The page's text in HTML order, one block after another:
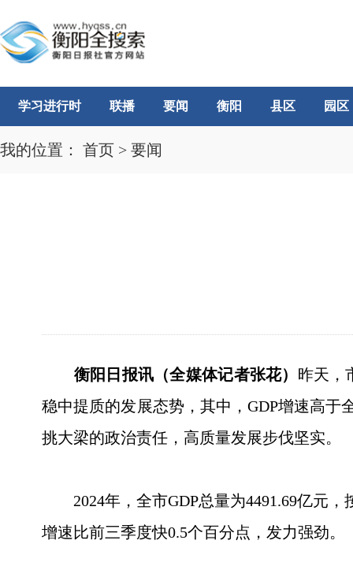
学习进行时 联播 要闻 衡阳 县区 园区
我的位置： 首页 > 要闻
衡阳日报讯（全媒体记者张花） 昨天，
稳中提质的发展态势，其中，GDP增速高
挑大梁的政治责任，高质量发展步伐坚实。
2024年，全市GDP总量为4491.69亿元，
增速比前三季度快0.5个百分点，发力强劲。